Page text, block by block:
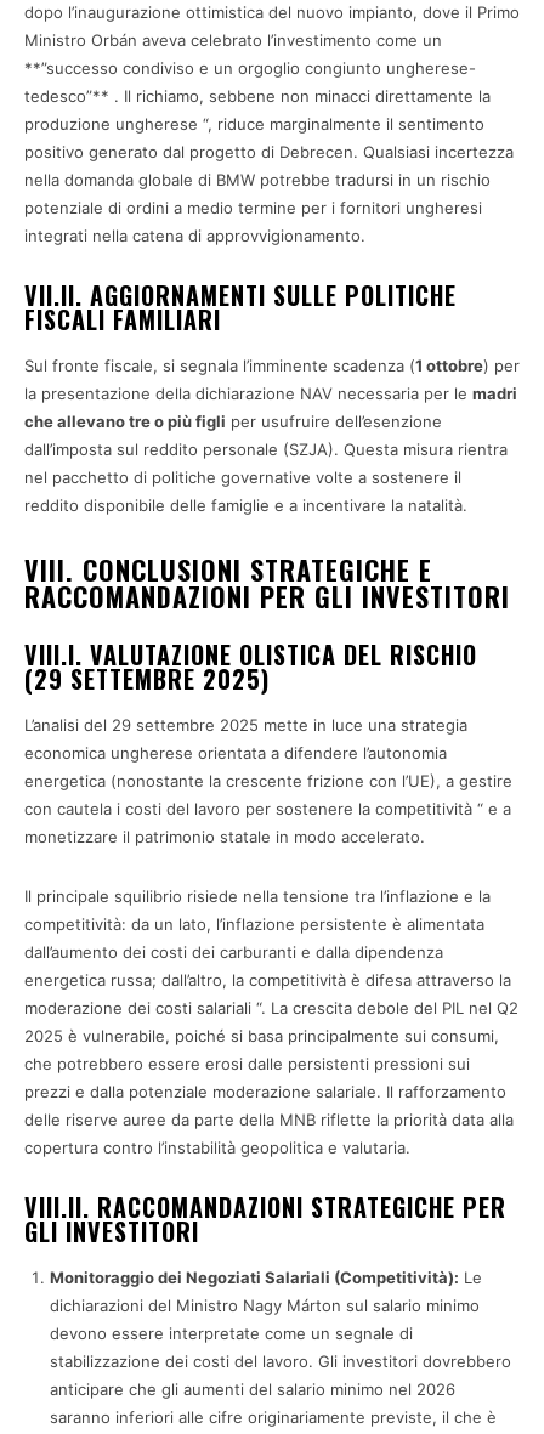
dopo l’inaugurazione ottimistica del nuovo impianto, dove il Primo
Ministro Orbán aveva celebrato l’investimento come un
**”successo condiviso e un orgoglio congiunto ungherese-
tedesco”** . Il richiamo, sebbene non minacci direttamente la
produzione ungherese “, riduce marginalmente il sentimento
positivo generato dal progetto di Debrecen. Qualsiasi incertezza
nella domanda globale di BMW potrebbe tradursi in un rischio
potenziale di ordini a medio termine per i fornitori ungheresi
integrati nella catena di approvvigionamento.
VII.II. AGGIORNAMENTI SULLE POLITICHE
FISCALI FAMILIARI
Sul fronte fiscale, si segnala l’imminente scadenza (1 ottobre) per
la presentazione della dichiarazione NAV necessaria per le madri
che allevano tre o più figli per usufruire dell’esenzione
dall’imposta sul reddito personale (SZJA). Questa misura rientra
nel pacchetto di politiche governative volte a sostenere il
reddito disponibile delle famiglie e a incentivare la natalità.
VIII. CONCLUSIONI STRATEGICHE E
RACCOMANDAZIONI PER GLI INVESTITORI
VIII.I. VALUTAZIONE OLISTICA DEL RISCHIO
(29 SETTEMBRE 2025)
L’analisi del 29 settembre 2025 mette in luce una strategia
economica ungherese orientata a difendere l’autonomia
energetica (nonostante la crescente frizione con l’UE), a gestire
con cautela i costi del lavoro per sostenere la competitività “ e a
monetizzare il patrimonio statale in modo accelerato.
Il principale squilibrio risiede nella tensione tra l’inflazione e la
competitività: da un lato, l’inflazione persistente è alimentata
dall’aumento dei costi dei carburanti e dalla dipendenza
energetica russa; dall’altro, la competitività è difesa attraverso la
moderazione dei costi salariali “. La crescita debole del PIL nel Q2
2025 è vulnerabile, poiché si basa principalmente sui consumi,
che potrebbero essere erosi dalle persistenti pressioni sui
prezzi e dalla potenziale moderazione salariale. Il rafforzamento
delle riserve auree da parte della MNB riflette la priorità data alla
copertura contro l’instabilità geopolitica e valutaria.
VIII.II. RACCOMANDAZIONI STRATEGICHE PER
GLI INVESTITORI
Monitoraggio dei Negoziati Salariali (Competitività): Le
dichiarazioni del Ministro Nagy Márton sul salario minimo
devono essere interpretate come un segnale di
stabilizzazione dei costi del lavoro. Gli investitori dovrebbero
anticipare che gli aumenti del salario minimo nel 2026
saranno inferiori alle cifre originariamente previste, il che è